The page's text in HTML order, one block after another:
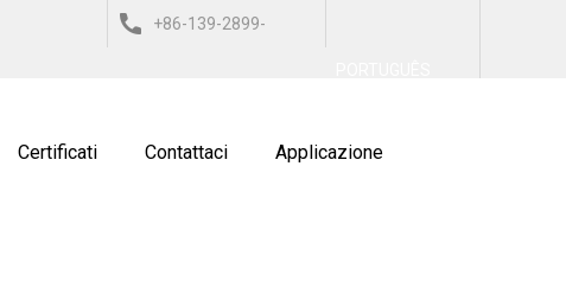
+86-139-2899-
Certificati Contattaci Applicazione